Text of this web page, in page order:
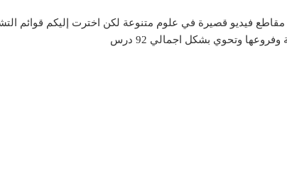
فيديو قصيرة في علوم متنوعة لكن اخترت إليكم قوائم
وتحوي بشكل اجمالي 92 درس